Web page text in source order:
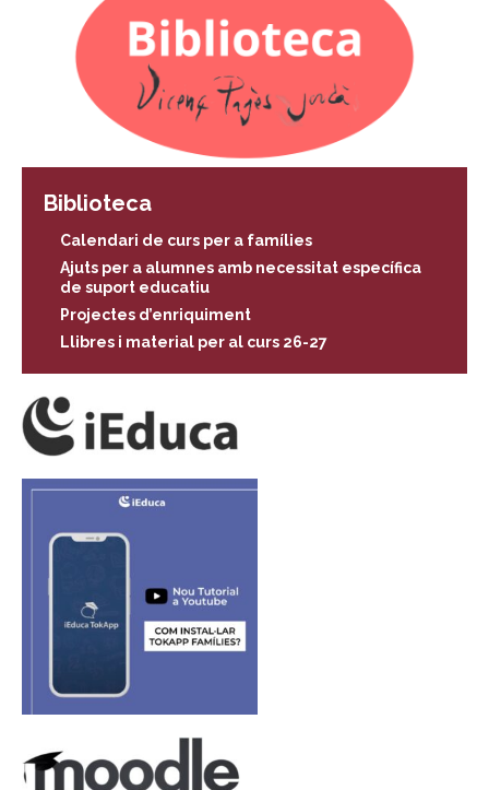
Biblioteca
Calendari de curs per a famílies
Ajuts per a alumnes amb necessitat específica
de suport educatiu
Projectes d’enriquiment
Llibres i material per al curs 26-27